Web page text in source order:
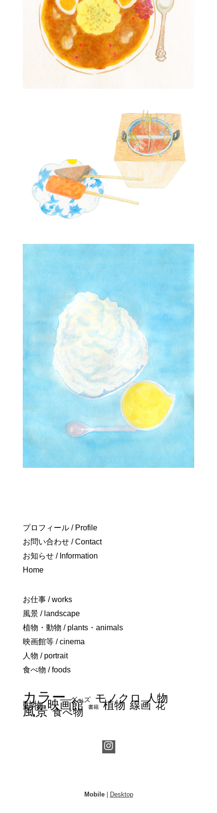
プロフィール / Profile
お問い合わせ / Contact
お知らせ / Information
Home
お仕事 / works
風景 / landscape
植物・動物 / plants・animals
映画館等 / cinema
人物 / portrait
食べ物 / foods
カラー グッズ モノクロ 人物
動物 映画館 書籍 植物 線画 花
風景 食べ物
Mobile| Desktop